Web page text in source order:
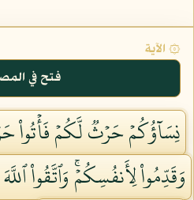
۞ الآية
فتح في
نِسَآؤُكُمۡ حَرۡثٞ لَّكُمۡ فَأۡتُواْ
وَقَدِّمُواْ لِأَنفُسِكُمۡۚ وَٱتَّقُواْ